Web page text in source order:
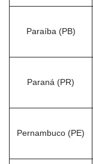
Paraíba (PB)
Paraná (PR)
Pernambuco (PE)